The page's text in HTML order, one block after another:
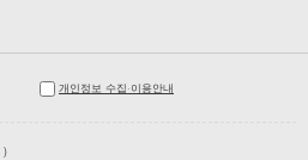
개인정보 수집·이용안내
)